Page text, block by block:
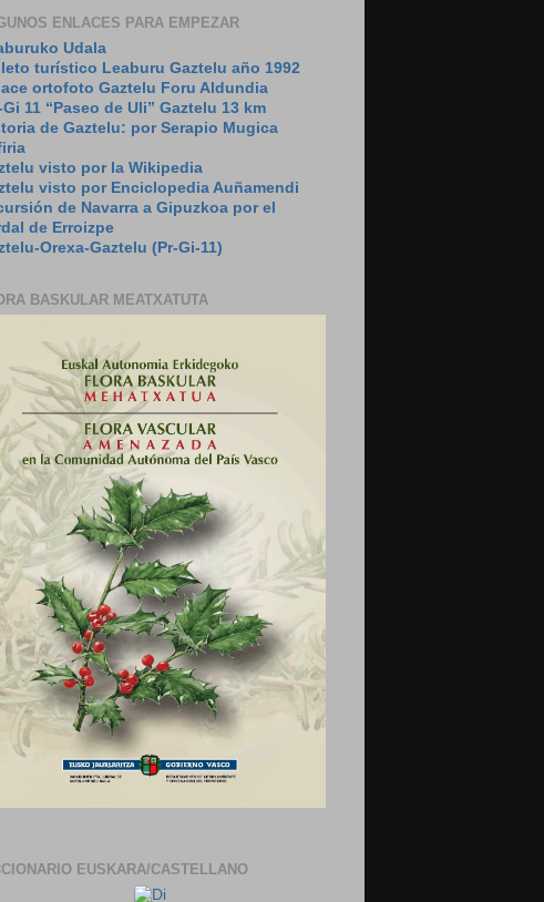
ENLACES PARA EMPEZAR
Udala
turístico Leaburu Gaztelu año 1992
ortofoto Gaztelu Foru Aldundia
Gi 11 “Paseo de Uli” Gaztelu 13 km
de Gaztelu: por Serapio Mugica
visto por la Wikipedia
visto por Enciclopedia Auñamendi
de Navarra a Gipuzkoa por el
de Erroizpe
Orexa-Gaztelu (Pr-Gi-11)
BASKULAR MEATXATUTA
EUSKARA/CASTELLANO